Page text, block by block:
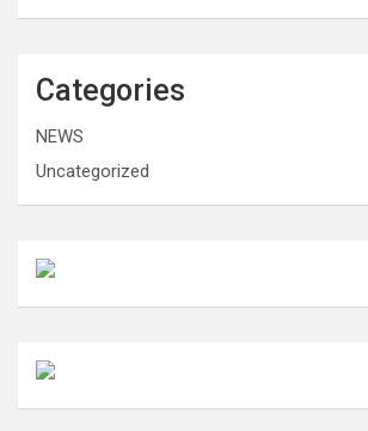
Categories
NEWS
Uncategorized